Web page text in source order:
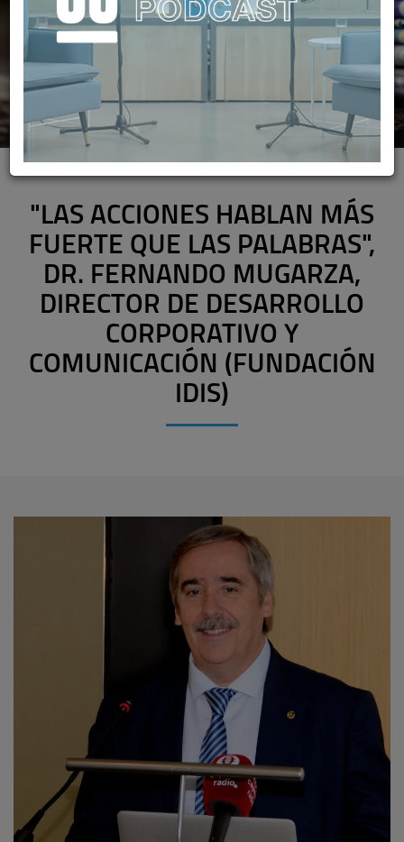
"LAS ACCIONES HABLAN MÁS
FUERTE QUE LAS PALABRAS",
DR. FERNANDO MUGARZA,
DIRECTOR DE DESARROLLO
CORPORATIVO Y
COMUNICACIÓN (FUNDACIÓN
IDIS)